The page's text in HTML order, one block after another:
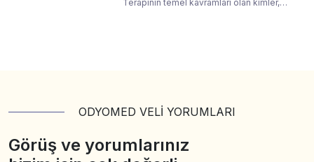
Terapinin temel kavramları olan kimler,
ODYOMED VELİ YORUMLARI
Görüş ve yorumlarınız